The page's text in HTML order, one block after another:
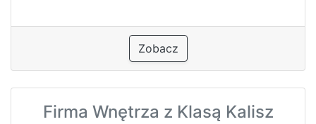
Zobacz
Firma Wnętrza z Klasą Kalisz